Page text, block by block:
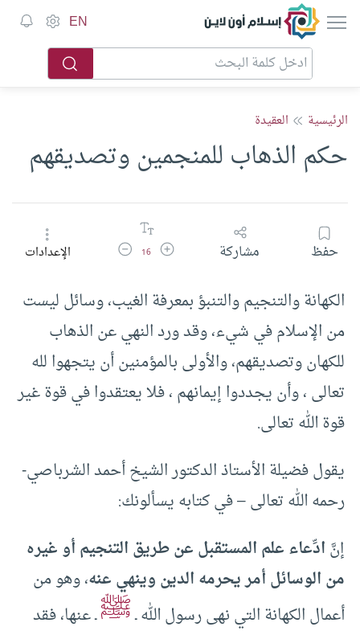
إسلام أون لاين EN
الرئيسية العقيدة
حكم الذهاب للمنجمين وتصديقهم
حفظ مشاركة زيادة حجم الخط
16 تقليل حجم الخطالإعدادات
الكهانة والتنجيم والتنبؤ بمعرفة الغيب، وسائل ليست
من الإسلام في شيء، وقد ورد النهي عن الذهاب
للكهان وتصديقهم، والأولى بالمؤمنين أن يتجهوا لله
تعالى ، وأن يجددوا إيمانهم ، فلا يعتقدوا في قوة غير
قوة الله تعالى.
يقول فضيلة الأستاذ الدكتور الشيخ أحمد الشرباصي-
رحمه الله تعالى – في كتابه يسألونك:
إنَّادِّعاء علم المستقبل عن طريق التنجيم أو غيره
من الوسائل أمر يحرمه الدين وينهي عنه، وهو من
أعمال الكهانة التي نهى رسول الله ـﷺـ عنها، فقد